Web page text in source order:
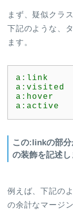
まず、疑似クラ
下記のような、
ます。
a:link
a:visited
a:hover
a:active
この:linkの部
の装飾を記述し
例えば、下記の
の余計なマージ